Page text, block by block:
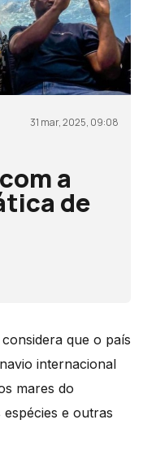
31 mar, 2025, 09:08
a
de
que o país
internacional
mares do
e outras